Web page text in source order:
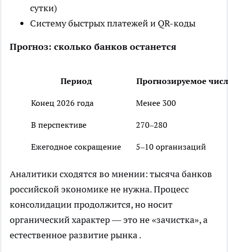
сутки)
Систему быстрых платежей и QR-коды
Прогноз: сколько банков останется
Период Прогнозируемое
Конец 2026 года Менее 300
В перспективе 270–280
Ежегодное сокращение 5–10 организаций
Аналитики сходятся во мнении: тысяча банков
российской экономике не нужна. Процесс
консолидации продолжится, но носит
органический характер — это не «зачистка», а
естественное развитие рынка .